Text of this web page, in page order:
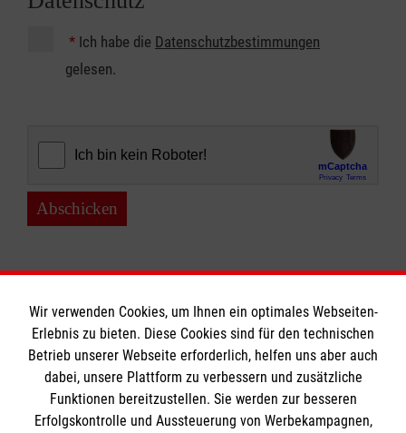
* Ich habe die Datenschutzbestimmungen
gelesen.
Abschicken
Informationen
Impressum
Wir verwenden Cookies, um Ihnen ein optimales Webseiten-
Erlebnis zu bieten. Diese Cookies sind für den technischen
Betrieb unserer Webseite erforderlich, helfen uns aber auch
dabei, unsere Plattform zu verbessern und zusätzliche
Funktionen bereitzustellen. Sie werden zur besseren
Erfolgskontrolle und Aussteuerung von Werbekampagnen,